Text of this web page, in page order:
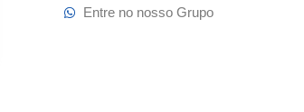
Entre no nosso Grupo